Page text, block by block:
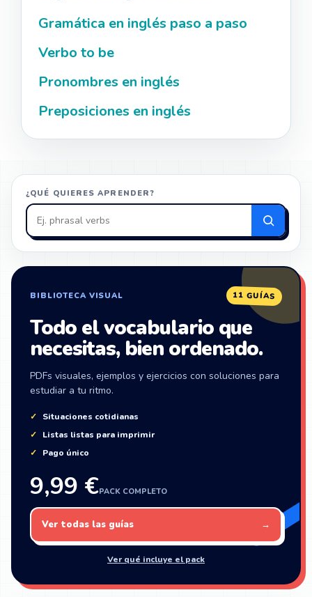
Gramática en inglés paso a paso
Verbo to be
Pronombres en inglés
Preposiciones en inglés
¿QUÉ QUIERES APRENDER?
Buscar
en
ZonaIngles
BIBLIOTECA VISUAL 11 GUÍAS
Todo el vocabulario que
necesitas, bien ordenado.
PDFs visuales, ejemplos y ejercicios con soluciones para
estudiar a tu ritmo.
Situaciones cotidianas
Listas listas para imprimir
Pago único
9,99 €PACK COMPLETO
Ver todas las guías →
Ver qué incluye el pack